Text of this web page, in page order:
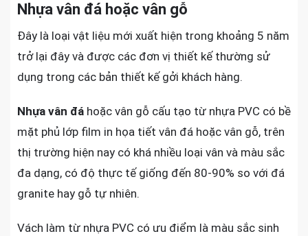
Nhựa vân đá hoặc vân gỗ
Đây là loại vật liệu mới xuất hiện trong khoảng 5 năm
trở lại đây và được các đơn vị thiết kế thường sử
dụng trong các bản thiết kế gởi khách hàng.
Nhựa vân đá hoặc vân gỗ cấu tạo từ nhựa PVC có bề
mặt phủ lớp film in họa tiết vân đá hoặc vân gỗ, trên
thị trường hiện nay có khá nhiều loại vân và màu sắc
đa dạng, có độ thực tế giống đến 80-90% so với đá
granite hay gỗ tự nhiên.
Vách làm từ nhựa PVC có ưu điểm là màu sắc sinh